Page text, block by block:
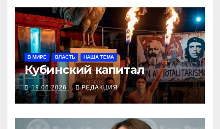
В МИРЕ ВЛАСТЬ НАША ТЕМА
Кубинский капитал
19.06.2026 РЕДАКЦИЯ